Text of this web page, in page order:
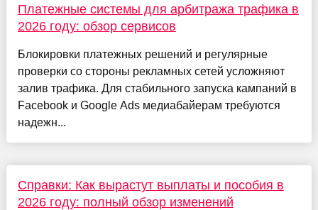
Платежные системы для арбитража трафика в
2026 году: обзор сервисов
Блокировки платежных решений и регулярные
проверки со стороны рекламных сетей усложняют
залив трафика. Для стабильного запуска кампаний в
Facebook и Google Ads медиабайерам требуются
надежн...
Справки: Как вырастут выплаты и пособия в
2026 году: полный обзор изменений